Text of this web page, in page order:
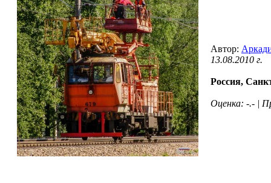
Автор:
13.08.2010 г.
Россия,
Оценка: -.- |